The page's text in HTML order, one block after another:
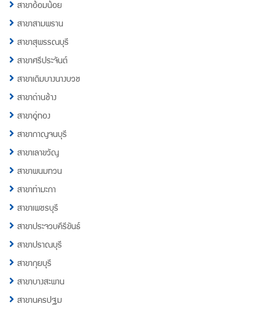
สาขาอ้อมน้อย
สาขาสามพราน
สาขาสุพรรณบุรี
สาขาศรีประจันต์
สาขาเดิมบางนางบวช
สาขาด่านช้าง
สาขาอู่ทอง
สาขากาญจนบุรี
สาขาเลาขวัญ
สาขาพนมทวน
สาขาท่ามะกา
สาขาเพชรบุรี
สาขาประจวบคีรีขันธ์
สาขาปราณบุรี
สาขากุยบุรี
สาขาบางสะพาน
สาขานครปฐม